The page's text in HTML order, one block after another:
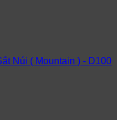
Núi ( Mountain ) - D100